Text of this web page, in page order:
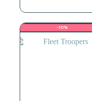
era:
34,99 €.
es:
31,49 €.
-10%